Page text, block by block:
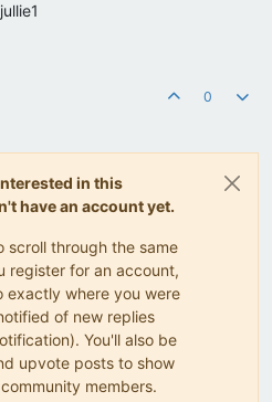
0
in this
have an account yet.
scroll through the same
register for an account,
exactly where you were
of new replies
You'll also be
upvote posts to show
members.